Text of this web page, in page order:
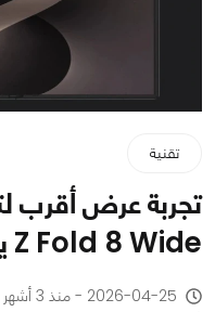
تقنية
Z Fold 8 Wide يظهر بتصميم مختلف
2026-04-25 - منذ 3 أشهر